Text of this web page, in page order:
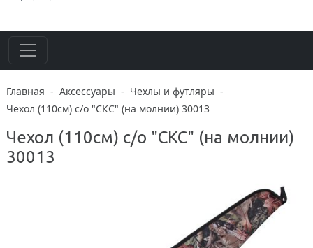
Главная - Аксессуары - Чехлы и футляры -
Чехол (110см) с/о "СКС" (на молнии) 30013
Чехол (110см) с/о "СКС" (на молнии)
30013